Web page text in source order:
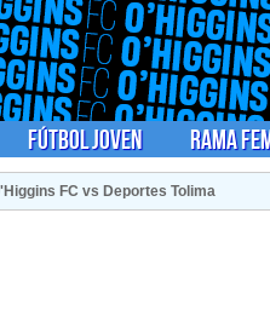
Fútbol Joven Rama
FC vs Deportes Tolima